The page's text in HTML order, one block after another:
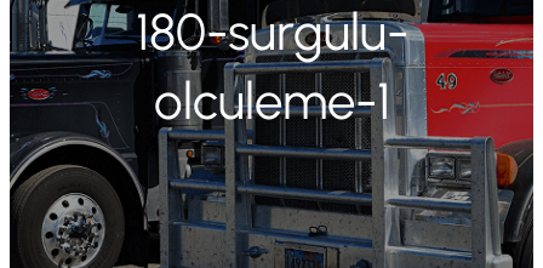
180-surgulu-
olculeme-1